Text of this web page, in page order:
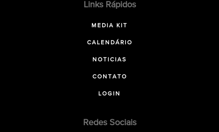
Links Rápidos
MEDIA KIT
CALENDÁRIO
NOTICIAS
CONTATO
LOGIN
Redes Sociais